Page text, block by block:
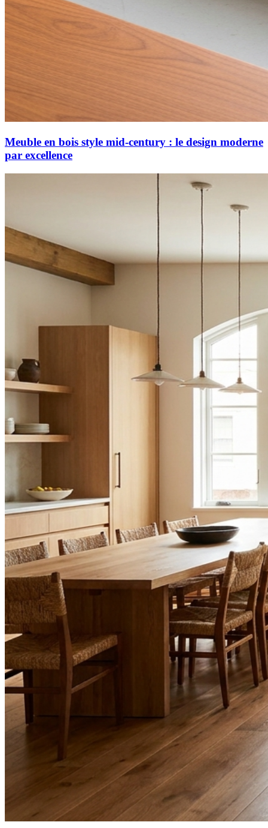
Meuble en bois style mid-century : le design moderne
par excellence